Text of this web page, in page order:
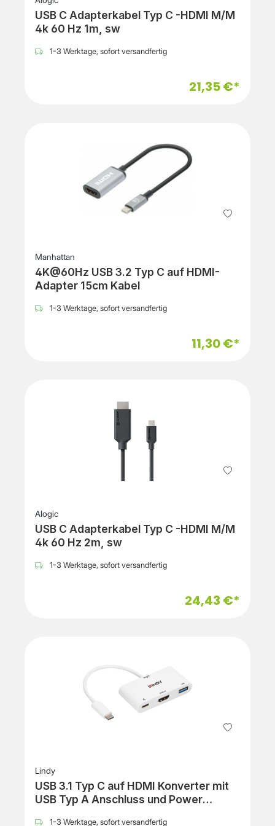
USB C Adapterkabel Typ C -HDMI M/M
4k 60 Hz 1m, sw
1-3 Werktage, sofort versandfertig
21,35 €*
Manhattan
4K@60Hz USB 3.2 Typ C auf HDMI-
Adapter 15cm Kabel
1-3 Werktage, sofort versandfertig
11,30 €*
Alogic
USB C Adapterkabel Typ C -HDMI M/M
4k 60 Hz 2m, sw
1-3 Werktage, sofort versandfertig
24,43 €*
Lindy
USB 3.1 Typ C auf HDMI Konverter mit
USB Typ A Anschluss und Power
1-3 Werktage, sofort versandfertig